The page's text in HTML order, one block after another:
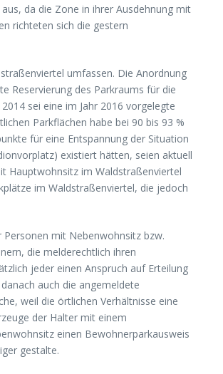
da die Zone in ihrer Ausdehnung mit
richteten sich die gestern
umfassen. Die Anordnung
Reservierung des Parkraums für die
sei eine im Jahr 2016 vorgelegte
Parkflächen habe bei 90 bis 93 %
für eine Entspannung der Situation
existiert hätten, seien aktuell
Hauptwohnsitz im Waldstraßenviertel
im Waldstraßenviertel, die jedoch
mit Nebenwohnsitz bzw.
die melderechtlich ihren
jeder einen Anspruch auf Erteilung
auch die angemeldete
weil die örtlichen Verhältnisse eine
der Halter mit einem
einen Bewohnerparkausweis
gestalte.